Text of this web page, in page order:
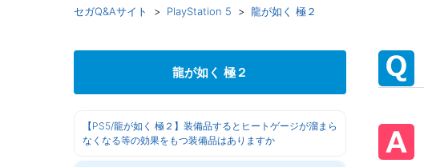
セガQ&Aサイト PlayStation 5 龍が如く 極２
龍が如く 極２
【PS5/龍が如く 極２】装備品するとヒートゲージが溜まら
なくなる等の効果をもつ装備品はありますか